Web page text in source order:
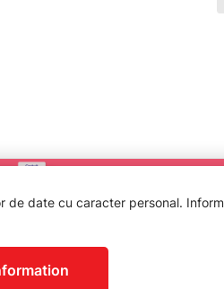
- A.N.P.C.
de date cu caracter personal.